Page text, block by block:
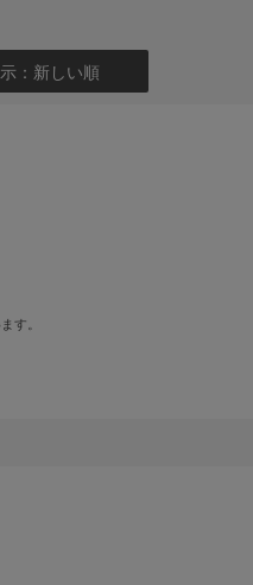
：新しい順
す。